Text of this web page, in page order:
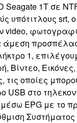
1T σε
srt,
1,
Εικόνες,
οποίες
στο
EPG με το